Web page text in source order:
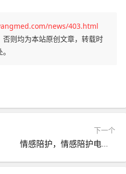
news/403.html
否则均为本站原创文章，转载时
下一个
情感陪护，情感陪护电视剧张译！